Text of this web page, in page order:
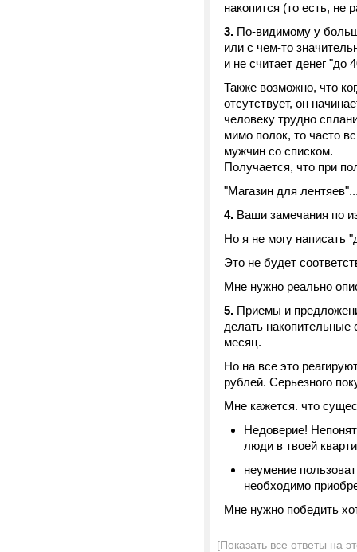
накопится (то есть, не
3. По-видимому у
или с чем-то
и не считает денег "до
Также возможно, что
отсутствует, он
человеку трудно
мимо полок, то часто
мужчин со списком.
Получается, что при
"Магазин для
4. Ваши замечания по
Но я не могу написать
Это не будет
Мне нужно реально
5. Приемы и
делать накопительные
месяц.
Но на все это
рублей. Серьезного
Мне кажется. что
Недоверие!
люди в твоей
неумение
необходимо
Мне нужно победить
[Показать все ответы на